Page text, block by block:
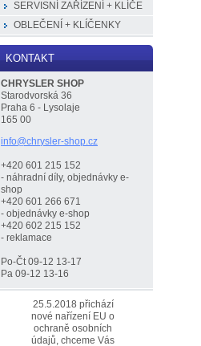
SERVISNÍ ZAŘÍZENÍ + KLÍČE
OBLEČENÍ + KLÍČENKY
KONTAKT
CHRYSLER SHOP
Starodvorská 36
Praha 6 - Lysolaje
165 00
info@chrysler-shop.cz
+420 601 215 152
- náhradní díly, objednávky e-
shop
+420 601 266 671
- objednávky e-shop
+420 602 215 152
- reklamace
Po-Čt 09-12 13-17
Pa 09-12 13-16
25.5.2018 přichází
nové nařízení EU o
ochraně osobních
údajů, chceme Vás